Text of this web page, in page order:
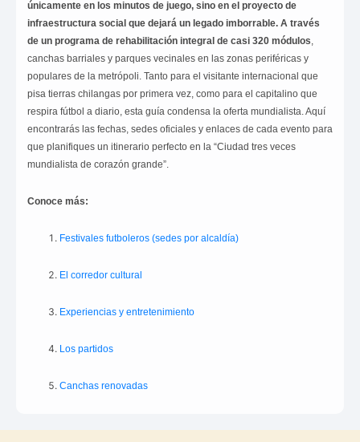
únicamente en los minutos de juego, sino en el proyecto de
infraestructura social que dejará un legado imborrable. A través
de un programa de rehabilitación integral de casi 320 módulos
canchas barriales y parques vecinales en las zonas periféricas y
populares de la metrópoli. Tanto para el visitante internacional que
pisa tierras chilangas por primera vez, como para el capitalino que
respira fútbol a diario, esta guía condensa la oferta mundialista. Aquí
encontrarás las fechas, sedes oficiales y enlaces de cada evento para
que planifiques un itinerario perfecto en la “Ciudad tres veces
mundialista de corazón grande”.
Conoce más:
Festivales futboleros (sedes por alcaldía)
El corredor cultural
Experiencias y entretenimiento
Los partidos
Canchas renovadas